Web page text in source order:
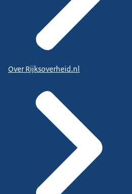
Over Rijksoverheid.nl